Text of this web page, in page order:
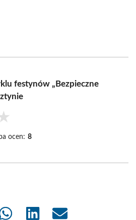
festynów „Bezpieczne
ocen: 8
Share
Share
Share